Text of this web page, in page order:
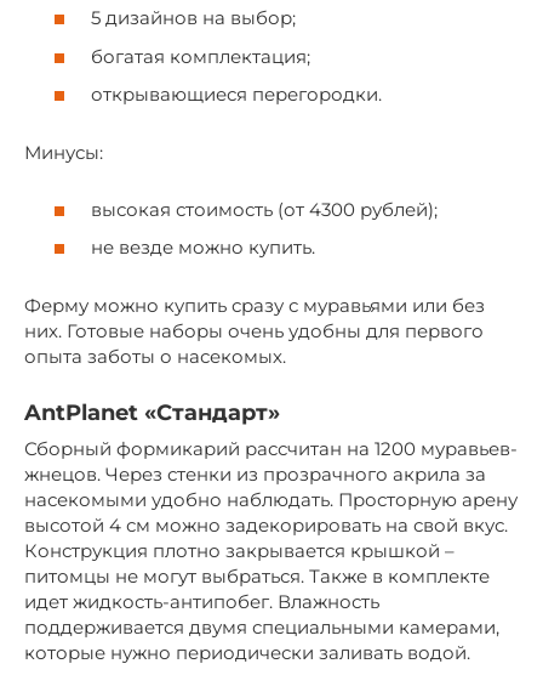
5 дизайнов на выбор;
богатая комплектация;
открывающиеся перегородки.
Минусы:
высокая стоимость (от 4300 рублей);
не везде можно купить.
Ферму можно купить сразу с муравьями или без
них. Готовые наборы очень удобны для первого
опыта заботы о насекомых.
AntPlanet «Стандарт»
Сборный формикарий рассчитан на 1200 муравьев-
жнецов. Через стенки из прозрачного акрила за
насекомыми удобно наблюдать. Просторную арену
высотой 4 см можно задекорировать на свой вкус.
Конструкция плотно закрывается крышкой –
питомцы не могут выбраться. Также в комплекте
идет жидкость-антипобег. Влажность
поддерживается двумя специальными камерами,
которые нужно периодически заливать водой.